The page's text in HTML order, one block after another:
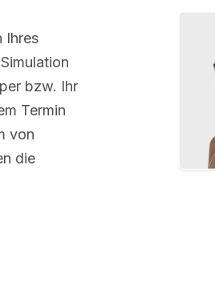
Ihres
bzw. Ihr
Termin
von
die